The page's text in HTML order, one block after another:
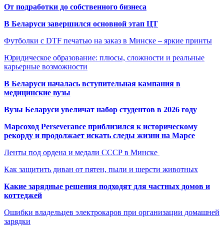
От подработки до собственного бизнеса
В Беларуси завершился основной этап ЦТ
Футболки с DTF печатью на заказ в Минске – яркие принты
Юридическое образование: плюсы, сложности и реальные
карьерные возможности
В Беларуси началась вступительная кампания в
медицинские вузы
Вузы Беларуси увеличат набор студентов в 2026 году
Марсоход Perseverance приблизился к историческому
рекорду и продолжает искать следы жизни на Марсе
Ленты под ордена и медали СССР в Минске
Как защитить диван от пятен, пыли и шерсти животных
Какие зарядные решения подходят для частных домов и
коттеджей
Ошибки владельцев электрокаров при организации домашней
зарядки